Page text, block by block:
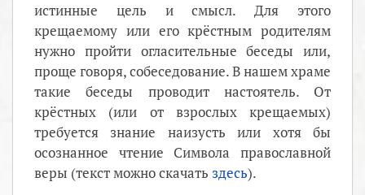
истинные цель и смысл. Для этого
крещаемому или его крёстным родителям
нужно пройти огласительные беседы или,
проще говоря, собеседование. В нашем храме
такие беседы проводит настоятель. От
крёстных (или от взрослых крещаемых)
требуется знание наизусть или хотя бы
осознанное чтение Символа православной
веры (текст можно скачать здесь).